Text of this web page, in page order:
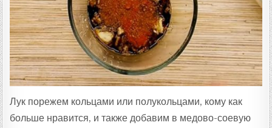
Лук порежем кольцами или полукольцами, кому как
больше нравится, и также добавим в медово-соевую